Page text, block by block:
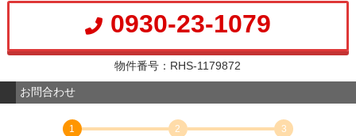
0930-23-1079
物件番号：RHS-1179872
お問合わせ
1
2
3